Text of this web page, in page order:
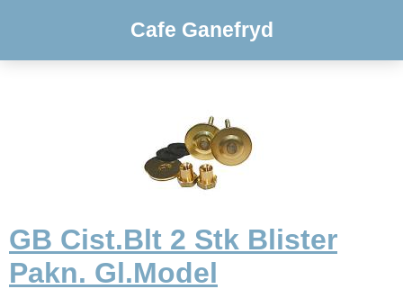
Cafe Ganefryd
GB Cist.Blt 2 Stk Blister
Pakn. Gl.Model